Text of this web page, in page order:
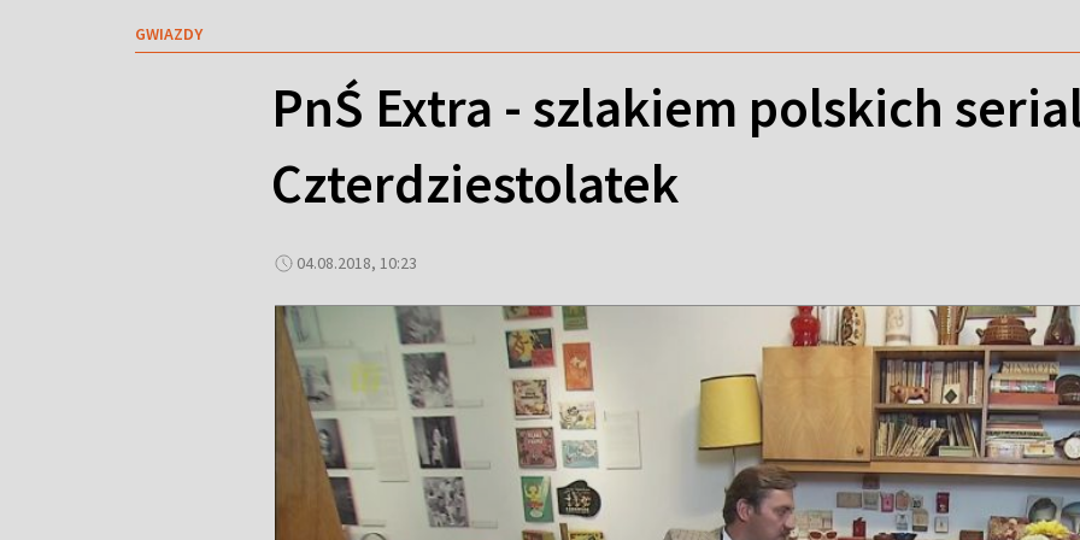
GWIAZDY
PnŚ Extra - szlakiem polskich
Czterdziestolatek
04.08.2018, 10:23